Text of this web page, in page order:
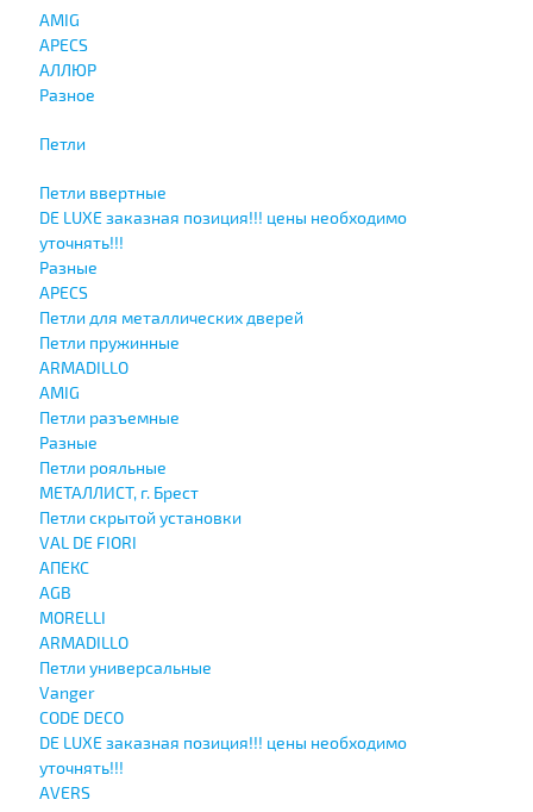
AMIG
APECS
АЛЛЮР
Разное
Петли
Петли ввертные
DE LUXE заказная позиция!!! цены необходимо
уточнять!!!
Разные
APECS
Петли для металлических дверей
Петли пружинные
ARMADILLO
AMIG
Петли разъемные
Разные
Петли рояльные
МЕТАЛЛИСТ, г. Брест
Петли скрытой установки
VAL DE FIORI
АПЕКС
AGB
MORELLI
ARMADILLO
Петли универсальные
Vanger
CODE DECO
DE LUXE заказная позиция!!! цены необходимо
уточнять!!!
AVERS